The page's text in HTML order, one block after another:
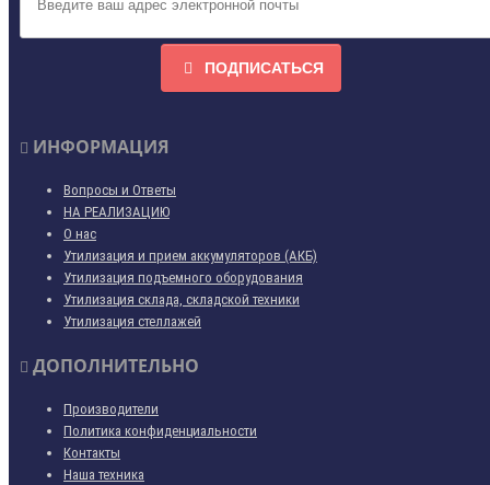
ПОДПИСАТЬСЯ
ИНФОРМАЦИЯ
Вопросы и Ответы
НА РЕАЛИЗАЦИЮ
О нас
Утилизация и прием аккумуляторов (АКБ)
Утилизация подъемного оборудования
Утилизация склада, складской техники
Утилизация стеллажей
ДОПОЛНИТЕЛЬНО
Производители
Политика конфиденциальности
Контакты
Наша техника